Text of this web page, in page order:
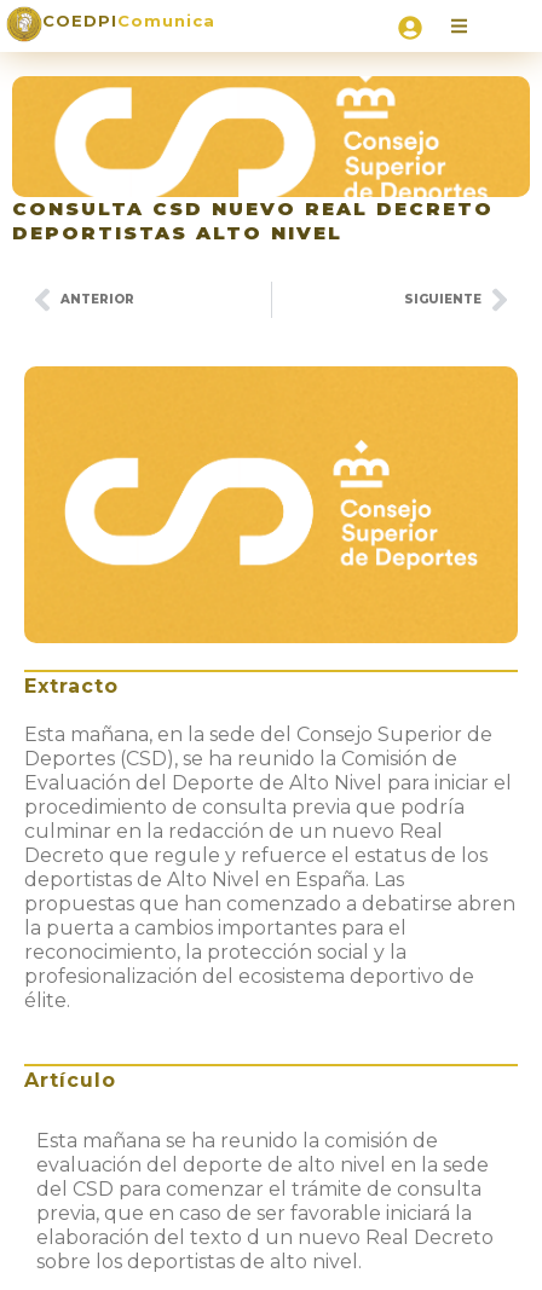
COEDPIComunica
CONSULTA CSD NUEVO REAL DECRETO
DEPORTISTAS ALTO NIVEL
ANTERIOR SIGUIENTE
Extracto
Esta mañana, en la sede del Consejo Superior de
Deportes (CSD), se ha reunido la Comisión de
Evaluación del Deporte de Alto Nivel para iniciar el
procedimiento de consulta previa que podría
culminar en la redacción de un nuevo Real
Decreto que regule y refuerce el estatus de los
deportistas de Alto Nivel en España. Las
propuestas que han comenzado a debatirse abren
la puerta a cambios importantes para el
reconocimiento, la protección social y la
profesionalización del ecosistema deportivo de
élite.
Artículo
Esta mañana se ha reunido la comisión de
evaluación del deporte de alto nivel en la sede
del CSD para comenzar el trámite de consulta
previa, que en caso de ser favorable iniciará la
elaboración del texto d un nuevo Real Decreto
sobre los deportistas de alto nivel.